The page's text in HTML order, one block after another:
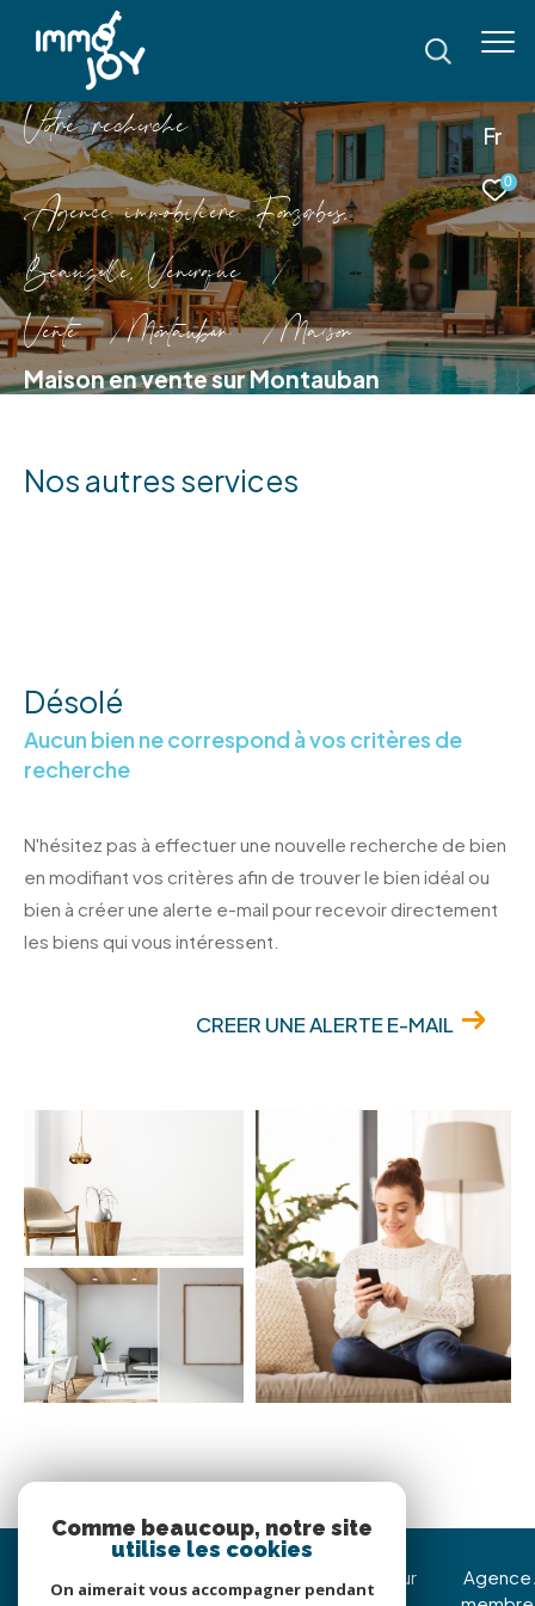
Fr
0
Vore recece
Agence immobilière Fonsorbes,
Beauzelle, Venerque
Vente
Montauban Maison
Maison en vente sur Montauban
Nos autres services
Désolé
Aucun bien ne correspond à vos critères de
recherche
N'hésitez pas à effectuer une nouvelle recherche de bien
en modifiant vos critères afin de trouver le bien idéal ou
bien à créer une alerte e-mail pour recevoir directement
les biens qui vous intéressent.
CREER UNE ALERTE E-MAIL
Nous suivre sur
Agence
Comme beaucoup, notre site
utilise les cookies
On aimerait vous accompagner pendant